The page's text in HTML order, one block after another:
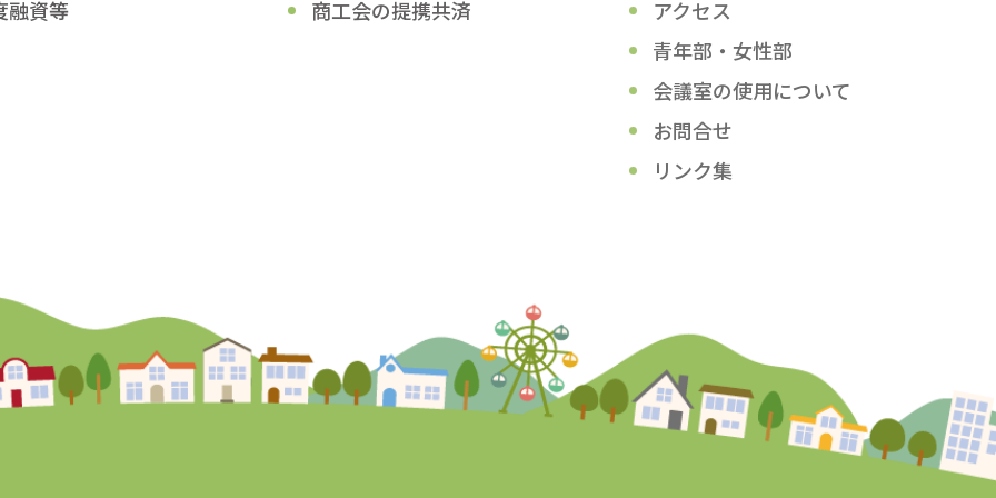
融資等 商工会の提携共済
アクセス
青年部・女性部
会議室の使用について
お問合せ
リンク集